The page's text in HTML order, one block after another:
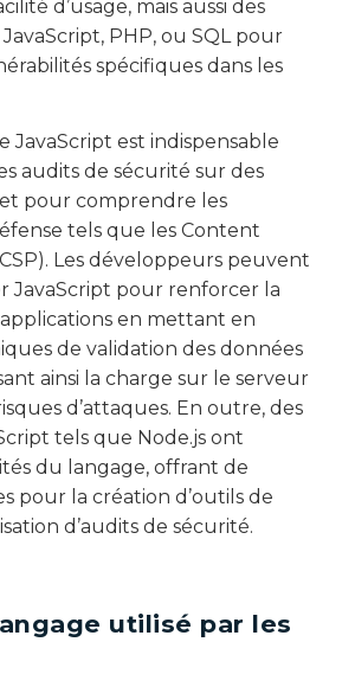
d’usage, mais aussi des
PHP, ou SQL pour
spécifiques dans les
JavaScript est indispensable
audits de sécurité sur des
pour comprendre les
tels que les Content
Les développeurs peuvent
JavaScript pour renforcer la
en mettant en
de validation des données
ainsi la charge sur le serveur
d’attaques. En outre, des
tels que Node.js ont
du langage, offrant de
pour la création d’outils de
d’audits de sécurité.
utilisé par les